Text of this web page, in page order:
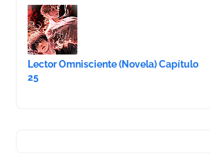
Lector Omnisciente (Novela) Capítulo
25